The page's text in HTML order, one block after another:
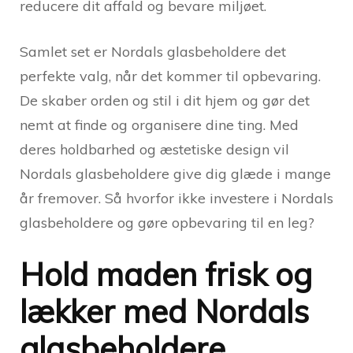
reducere dit affald og bevare miljøet.
Samlet set er Nordals glasbeholdere det
perfekte valg, når det kommer til opbevaring.
De skaber orden og stil i dit hjem og gør det
nemt at finde og organisere dine ting. Med
deres holdbarhed og æstetiske design vil
Nordals glasbeholdere give dig glæde i mange
år fremover. Så hvorfor ikke investere i Nordals
glasbeholdere og gøre opbevaring til en leg?
Hold maden frisk og
lækker med Nordals